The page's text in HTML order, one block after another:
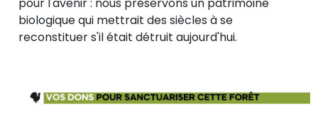
pour l'avenir : nous préservons un patrimoine
biologique qui mettrait des siècles à se
reconstituer s'il était détruit aujourd'hui.